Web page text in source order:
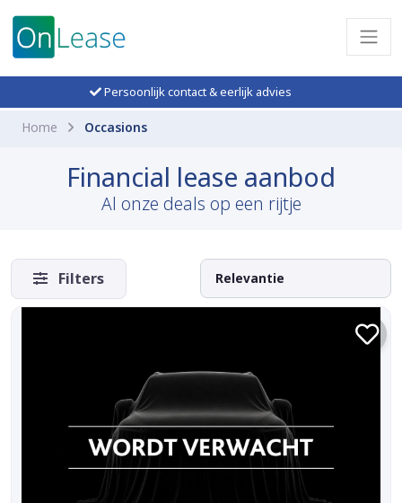
Persoonlijk contact & eerlijk advies
Home Occasions
Financial lease aanbod
Al onze deals op een rijtje
Filters